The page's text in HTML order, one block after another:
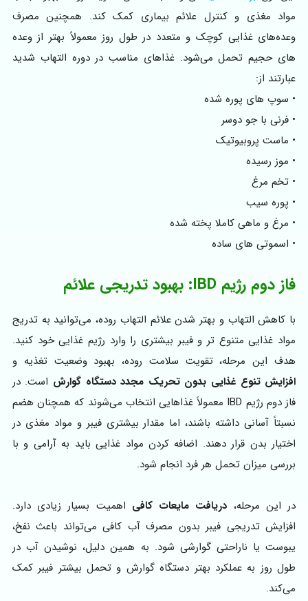
مواد مغذی و کنترل علائم بیماری کمک کند. همچنین مصرف
وعده‌های غذایی کوچک و متعدد در طول روز معمولاً بهتر از وعده‌
های حجیم تحمل می‌شود. غذاهای مناسب در دوره التهاب شدید
عبارتند از:
• سوپ های پوره شده
• فرنی با جو دوسر
• ماست پروبیوتیک
• موز رسیده
• تخم مرغ
• پوره سیب
• مرغ و ماهی کاملا پخته شده
• اسموتی های ساده
فاز دوم رژیم IBD: بهبود تدریجی علائم
با کاهش التهاب و بهتر شدن علائم التهاب روده، می‌توانید به‌ تدریج
مواد غذایی متنوع‌ تر و فیبر بیشتری را وارد رژیم غذایی خود کنید.
هدف این مرحله، تقویت سلامت روده، بهبود وضعیت تغذیه و
افزایش تنوع غذایی بدون تحریک مجدد دستگاه گوارش است. در
فاز دوم رژیم IBD معمولاً غذاهایی انتخاب می‌شوند که همچنان هضم
نسبتاً آسانی داشته باشند، اما مقدار بیشتری فیبر و مواد مغذی در
اختیار بدن قرار دهند. اضافه کردن مواد غذایی باید به‌ آرامی و با
بررسی میزان تحمل هر فرد انجام شود.
در این مرحله، دریافت مایعات کافی اهمیت بسیار زیادی دارد.
افزایش تدریجی فیبر بدون مصرف آب کافی می‌تواند باعث نفخ،
یبوست یا ناراحتی گوارشی شود. به همین دلیل، نوشیدن آب در
طول روز به عملکرد بهتر دستگاه گوارش و تحمل بیشتر فیبر کمک
می‌کند.